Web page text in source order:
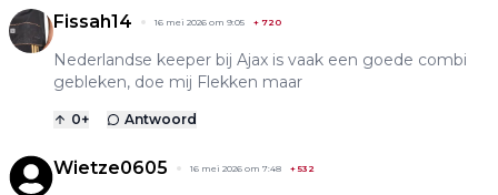
Fissah14 16 mei 2026 om 9:05 + 720
Nederlandse keeper bij Ajax is vaak een goede combi
gebleken, doe mij Flekken maar
0+ Antwoord
Wietze0605 16 mei 2026 om 7:48 +532